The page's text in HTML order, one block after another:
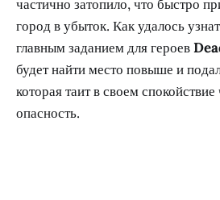
частично затопило, что быстро
город в убыток. Как удалось
главным заданием для героев
будет найти место повыше и
которая таит в своем
опасность.